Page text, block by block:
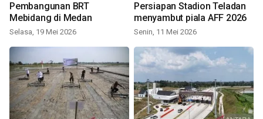
Pembangunan BRT
Mebidang di Medan
Selasa, 19 Mei 2026
Persiapan Stadion Teladan
menyambut piala AFF 2026
Senin, 11 Mei 2026